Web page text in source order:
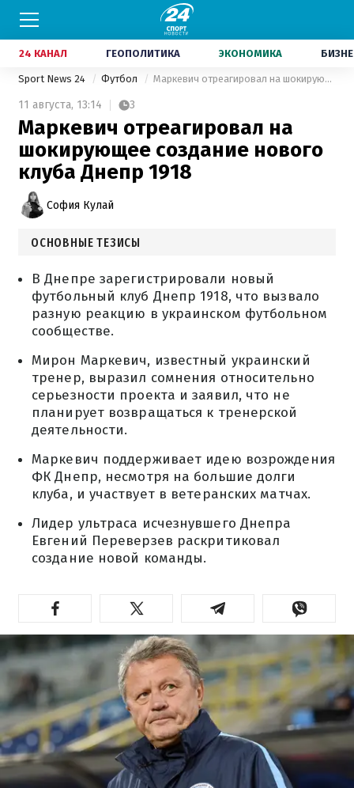
24 КАНАЛ ГЕОПОЛИТИКА ЭКОНОМИКА
Sport News 24 Футбол Маркевич отреагировал на шокирующее создание нового клуба Днепр 1918
11 августа, 13:14 3
Маркевич отреагировал на
шокирующее создание нового
клуба Днепр 1918
София Кулай
ОСНОВНЫЕ ТЕЗИСЫ
В Днепре зарегистрировали новый
футбольный клуб Днепр 1918, что вызвало
разную реакцию в украинском футбольном
сообществе.
Мирон Маркевич, известный украинский
тренер, выразил сомнения относительно
серьезности проекта и заявил, что не
планирует возвращаться к тренерской
деятельности.
Маркевич поддерживает идею возрождения
ФК Днепр, несмотря на большие долги
клуба, и участвует в ветеранских матчах.
Лидер ультраса исчезнувшего Днепра
Евгений Переверзев раскритиковал
создание новой команды.